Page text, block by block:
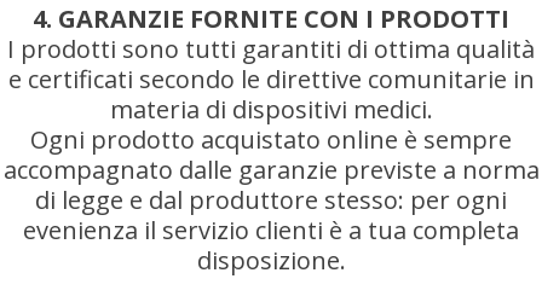
4. GARANZIE FORNITE CON I PRODOTTI
I prodotti sono tutti garantiti di ottima qualità
e certificati secondo le direttive comunitarie in
materia di dispositivi medici.
Ogni prodotto acquistato online è sempre
accompagnato dalle garanzie previste a norma
di legge e dal produttore stesso: per ogni
evenienza il servizio clienti è a tua completa
disposizione.